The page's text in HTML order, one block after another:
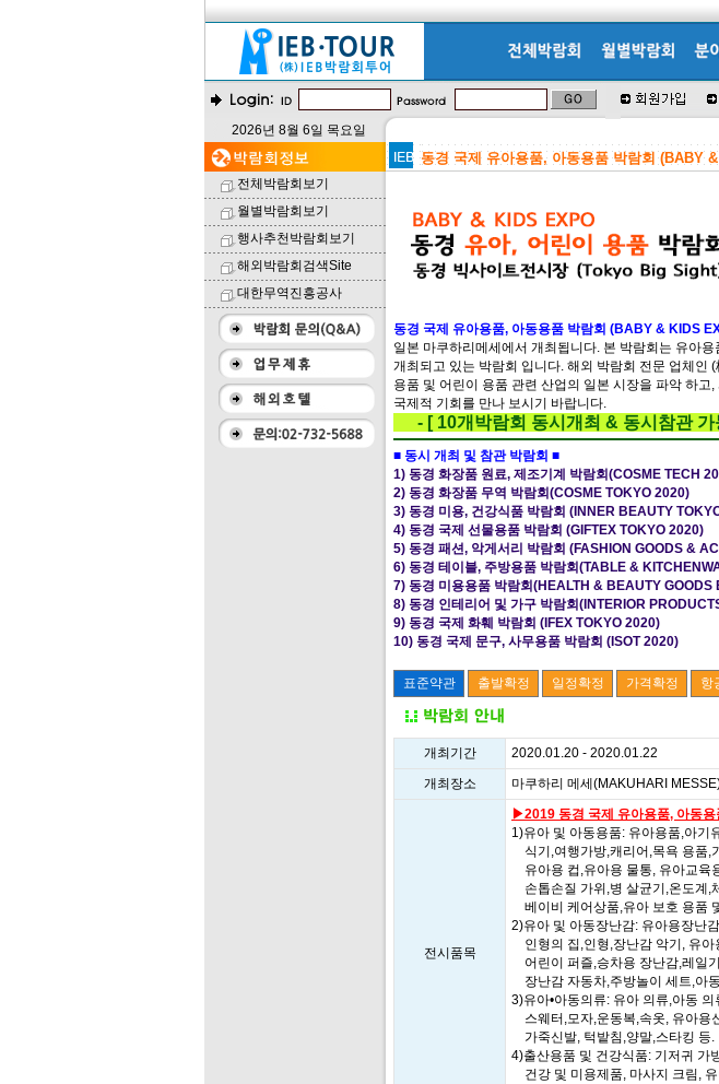
2026년 8월 6일 목요일
전체박람회보기
월별박람회보기
행사추천박람회보기
해외박람회검색Site
대한무역진흥공사
동경 국제 유아용품, 아동용품 박람회 (BABY
동경 국제 유아용품, 아동용품 박람회 (BABY & KIDS
일본 마쿠하리메세에서 개최됩니다. 본 박람회는 유아
개최되고 있는 박람회 입니다. 해외 박람회 전문 업체인
용품 및 어린이 용품 관련 산업의 일본 시장을 파악 하
국제적 기회를 만나 보시기 바랍니다.
- [ 10개박람회 동시개최 & 동시
■ 동시 개최 및 참관 박람회 ■
1) 동경 화장품 원료, 제조기계 박람회(COSME TECH
2) 동경 화장품 무역 박람회(COSME TOKYO 2020)
3) 동경 미용, 건강식품 박람회 (INNER BEAUTY
4) 동경 국제 선물용품 박람회 (GIFTEX TOKYO 2020)
5) 동경 패션, 악게서리 박람회 (FASHION GOODS &
6) 동경 테이블, 주방용품 박람회(TABLE &
7) 동경 미용용품 박람회(HEALTH & BEAUTY GOODS
8) 동경 인테리어 및 가구 박람회(INTERIOR
9) 동경 국제 화훼 박람회 (IFEX TOKYO 2020)
10) 동경 국제 문구, 사무용품 박람회 (ISOT 2020)
개최기간
2020.01.20 - 2020.01.22
개최장소
마쿠하리 메세(MAKUHARI
전시품목
▶2019 동경 국제 유아용품, 아동
1)유아 및 아동용품: 유아용품,아기
식기,여행가방,캐리어,목욕 용품,
유아용 컵,유아용 물통, 유아교육
손톱손질 가위,병 살균기,온도계,
베이비 케어상품,유아 보호 용품
2)유아 및 아동장난감: 유아용장난
인형의 집,인형,장난감 악기, 유아
어린이 퍼즐,승차용 장난감,레일
장난감 자동차,주방놀이 세트,아
3)유아•아동의류: 유아 의류,아동
스웨터,모자,운동복,속옷, 유아용
가죽신발, 턱밭침,양말,스타킹 등.
4)출산용품 및 건강식품: 기저귀 가
건강 및 미용제품, 마사지 크림,